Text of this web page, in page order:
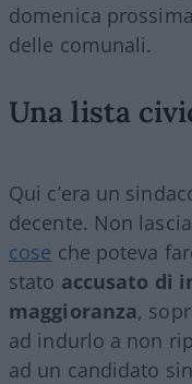
domenica
delle comunali.
Una lista
Qui c’era un
decente. Non
cose che poteva
stato accusato di
maggioranza,
ad indurlo a non
ad un candidato